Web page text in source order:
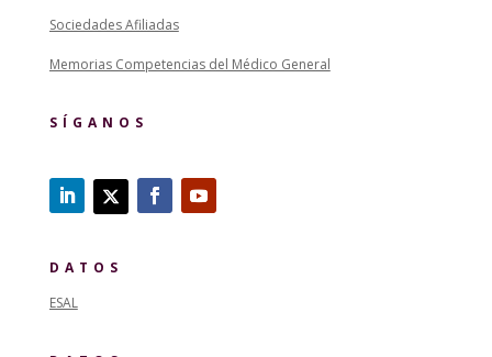
Sociedades Afiliadas
Memorias Competencias del Médico General
SÍGANOS
DATOS
ESAL